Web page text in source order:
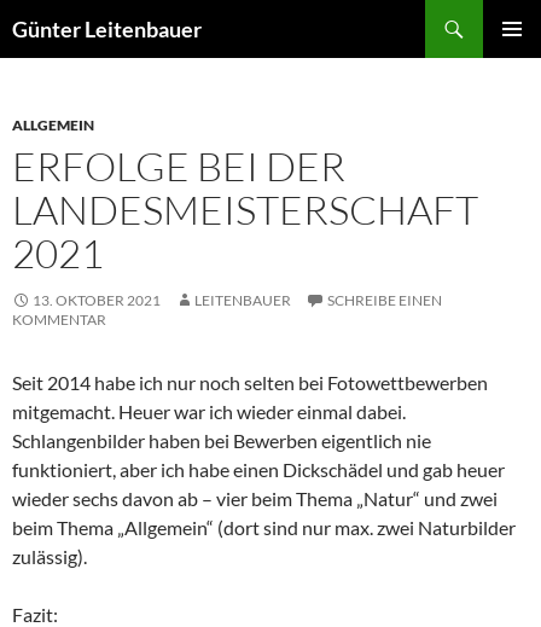
Inhalt
Günter Leitenbauer
ALLGEMEIN
ERFOLGE BEI DER
LANDESMEISTERSCHAFT
2021
13. OKTOBER 2021 LEITENBAUER
SCHREIBE EINEN
KOMMENTAR
Seit 2014 habe ich nur noch selten bei Fotowettbewerben
mitgemacht. Heuer war ich wieder einmal dabei.
Schlangenbilder haben bei Bewerben eigentlich nie
funktioniert, aber ich habe einen Dickschädel und gab heuer
wieder sechs davon ab – vier beim Thema „Natur“ und zwei
beim Thema „Allgemein“ (dort sind nur max. zwei Naturbilder
zulässig).
Fazit: